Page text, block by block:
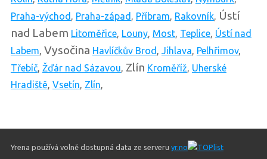
Praha-východ , Praha-západ , Příbram, Rakovník, Ústí
nad Labem Litoměřice, Louny, Most, Teplice, Ústí nad
Labem, Vysočina Havlíčkův Brod , Jihlava, Pelhřimov,
Třebíč, Žďár nad Sázavou, Zlín Kroměříž, Uherské
Hradiště, Vsetín, Zlín,
Yrena používá volně dostupná data ze serveru yr.no